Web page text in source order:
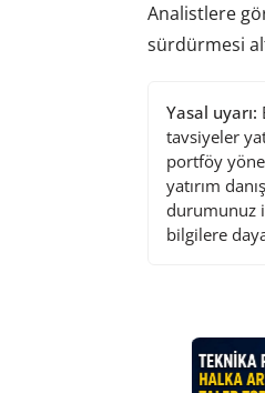
Analistlere
sürdürmesi
Yasal uyarı:
tavsiyeler
portföy
yatırım
durumunuz
bilgilere